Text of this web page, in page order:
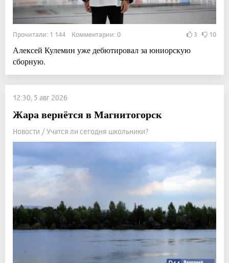
Прочитали: 1 144 Комментарии: 0 3 10
Алексей Кулемин уже дебютировал за юниорскую
сборную.
12:30, 5 авг 2026
Жара вернётся в Магнитогорск
Новости / Учатся ли сегодня школьники?